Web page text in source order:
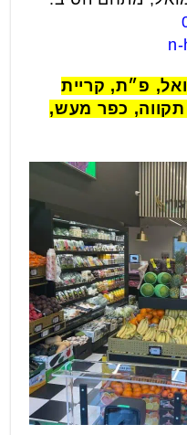
n-
פ״ת, קריית
תקווה, כפר מעש,